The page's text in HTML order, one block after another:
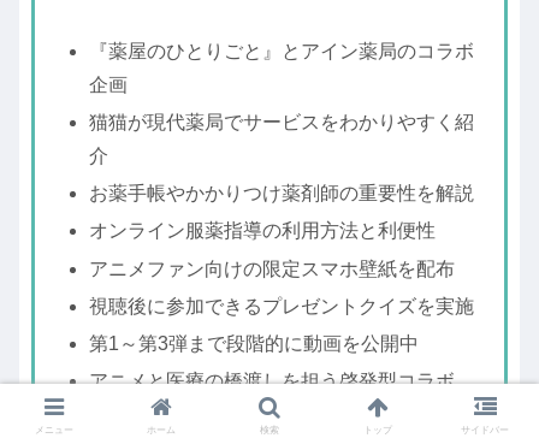
『薬屋のひとりごと』とアイン薬局のコラボ
企画
猫猫が現代薬局でサービスをわかりやすく紹
介
お薬手帳やかかりつけ薬剤師の重要性を解説
オンライン服薬指導の利用方法と利便性
アニメファン向けの限定スマホ壁紙を配布
視聴後に参加できるプレゼントクイズを実施
第1～第3弾まで段階的に動画を公開中
アニメと医療の橋渡しを担う啓発型コラボ
薬局をより身近に感じられるきっかけに
メニュー ホーム 検索 トップ サイドバー